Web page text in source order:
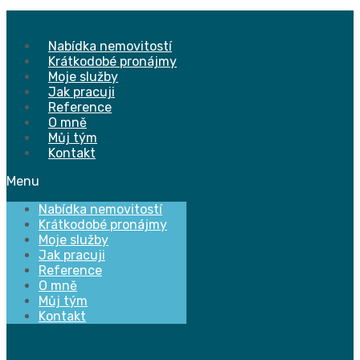
Přejít
obsahuNabídka nemovitostí
Krátkodobé pronájmy
Moje služby
Jak pracuji
Reference
O mně
Můj tým
Kontakt
Menu
Nabídka nemovitostí
Krátkodobé pronájmy
Moje služby
Jak pracuji
Reference
O mně
Můj tým
Kontakt